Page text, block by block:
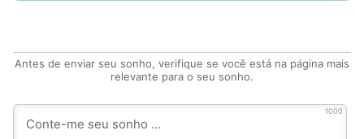
Antes de enviar seu sonho, verifique se você está na página mais
relevante para o seu sonho.
1000